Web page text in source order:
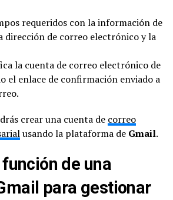
requeridos con la información de
dirección de correo electrónico y la
la cuenta de correo electrónico de
el enlace de confirmación enviado a
crear una cuenta de correo
usando la plataforma de Gmail.
de una
para gestionar